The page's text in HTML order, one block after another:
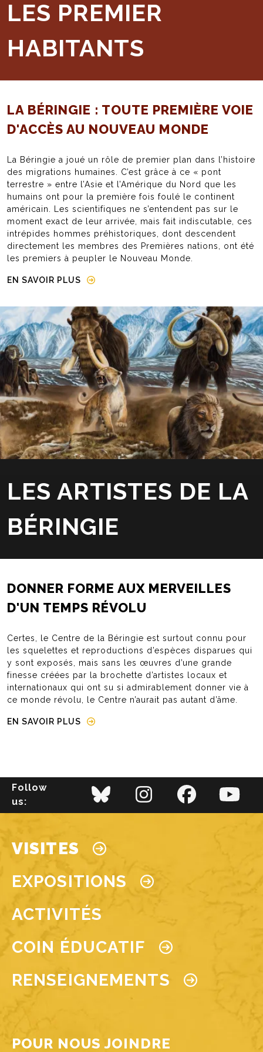
LES PREMIER
HABITANTS
LA BÉRINGIE : TOUTE PREMIÈRE VOIE
D'ACCÈS AU NOUVEAU MONDE
La Béringie a joué un rôle de premier plan dans l’histoire
des migrations humaines. C’est grâce à ce « pont
terrestre » entre l’Asie et l’Amérique du Nord que les
humains ont pour la première fois foulé le continent
américain. Les scientifiques ne s’entendent pas sur le
moment exact de leur arrivée, mais fait indiscutable, ces
intrépides hommes préhistoriques, dont descendent
directement les membres des Premières nations, ont été
les premiers à peupler le Nouveau Monde.
EN SAVOIR PLUS
Image
LES ARTISTES DE LA
BÉRINGIE
DONNER FORME AUX MERVEILLES
D'UN TEMPS RÉVOLU
Certes, le Centre de la Béringie est surtout connu pour
les squelettes et reproductions d’espèces disparues qui
y sont exposés, mais sans les œuvres d’une grande
finesse créées par la brochette d’artistes locaux et
internationaux qui ont su si admirablement donner vie à
ce monde révolu, le Centre n’aurait pas autant d’âme.
EN SAVOIR PLUS
Follow
us:
Main navigation
VISITES
EXPOSITIONS
ACTIVITÉS
COIN ÉDUCATIF
RENSEIGNEMENTS
POUR NOUS JOINDRE